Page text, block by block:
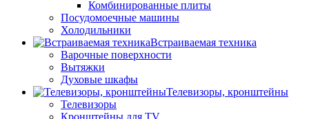
Комбинированные плиты
Посудомоечные машины
Холодильники
Встраиваемая техника
Варочные поверхности
Вытяжки
Духовые шкафы
Телевизоры, кронштейны
Телевизоры
Кронштейны для TV